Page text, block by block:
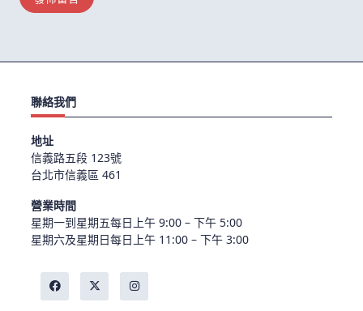
聯絡我們
地址
信義路五段 123號
台北市信義區 461
營業時間
星期一到星期五每日上午 9:00 – 下午 5:00
星期六及星期日每日上午 11:00 – 下午 3:00